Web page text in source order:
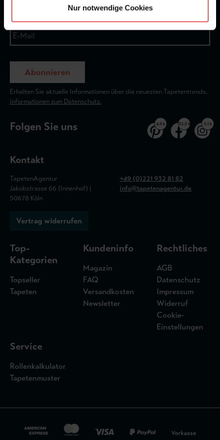
Nur notwendige Cookies
Abonnieren
Erhalten Sie aktuelle Informationen über die neuesten Tapetentrends.
Informationen zum Datenschutz.
Folgen Sie uns 4,9 k 32,5 k 3,1 k
Kontakt
TapetenAgentur
Jakobstrasse 66 (Innenhof) |
50678 Köln
+49 (0)221 932 81 82
info@tapetenagentur.de
Vertrag widerrufen
Top-
Kategorien
Topseller
Tapeten
Kundeninfo
Magazin
FAQ
Versandkosten
Newsletter
Rechtliches
AGB
Datenschutz
Impressum
Widerruf
Cookie-
Einstellungen
Service
Rollenkalkulator
Tapetenmuster